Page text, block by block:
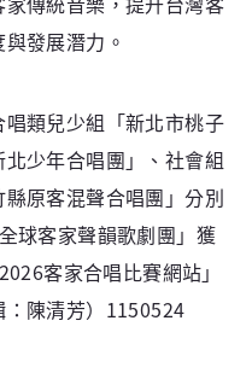
發展潛力。
類兒少組「新北市桃子
少年合唱團」、社會組
縣原客混聲合唱團」分別
球客家聲韻歌劇團」獲
客家合唱比賽網站」
陳清芳）1150524